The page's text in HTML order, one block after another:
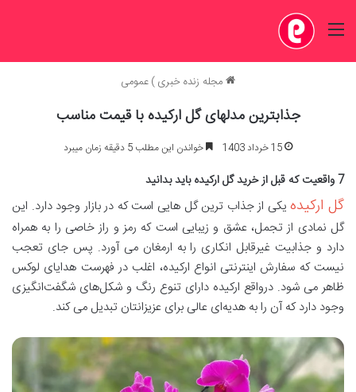
منو
مجله زنده خبری)عمومی
جذابترین مدلهای گل ارکیده با قیمت مناسب
15 خرداد 1403 خواندن این مطلب 5 دقیقه زمان میبرد
7 واقعیت که قبل از خرید گل ارکیده باید بدانید
گل ارکیدهیکی از جذاب ترین گل هایی است که در بازار وجود دارد. این
گل نمادی از تجمل، عشق و زیبایی است که رمز و راز خاصی را به همراه
دارد و جذابیت غیرقابل انکاری را به ارمغان می آورد. پس جای تعجب
نیست که سفارش اینترنتی انواع ارکیده، اغلب در فهرست هدایای لوکس
ظاهر می شود. درواقع ارکیده دارای تنوع رنگ‌ و شکل‌های شگفت‌انگیزی
وجود دارد که آن را به هدیه‌ای عالی برای عزیزانتان تبدیل می کند.